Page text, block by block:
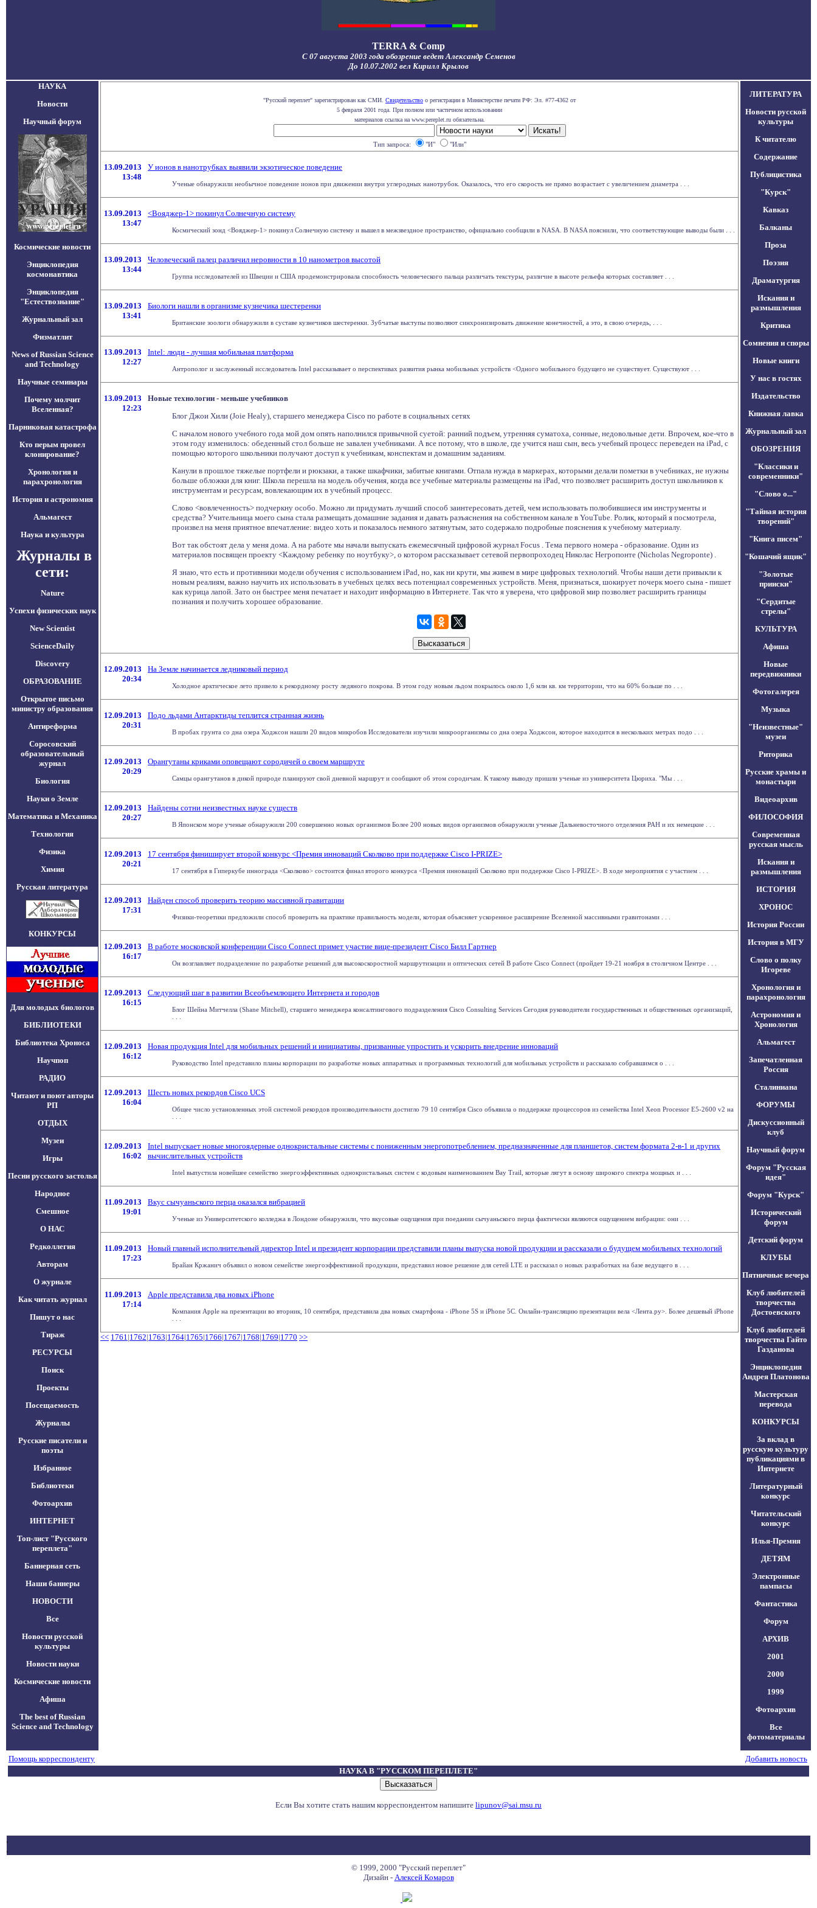
TERRA & Comp
С 07 августа 2003 года обозрение ведет Александр Семенов
До 10.07.2002 вел Кирилл Крылов
НАУКА
Новости
Научный форум
Космические новости
Энциклопедия
космонавтика
Энциклопедия
"Естествознание"
Журнальный зал
Физматлит
News of Russian Science
and Technology
Научные семинары
Почему молчит
Вселенная?
Парниковая катастрофа
Кто перым провел
клонирование?
Хронология и
парахронология
История и астрономия
Альмагест
Наука и культура
Журналы в
сети:
Nature
Успехи физических наук
New Scientist
ScienceDaily
Discovery
ОБРАЗОВАНИЕ
Открытое письмо
министру образования
Антиреформа
Соросовский
образовательный
журнал
Биология
Науки о Земле
Математика и Механика
Технология
Физика
Химия
Русская литература
КОНКУРСЫ
Для молодых биологов
БИБЛИОТЕКИ
Библиотека Хроноса
Научпоп
РАДИО
Читают и поют авторы
РП
ОТДЫХ
Музеи
Игры
Песни русского застолья
Народное
Смешное
О НАС
Редколлегия
Авторам
О журнале
Как читать журнал
Пишут о нас
Тираж
РЕСУРСЫ
Поиск
Проекты
Посещаемость
Журналы
Русские писатели и
поэты
Избранное
Библиотеки
Фотоархив
ИНТЕРНЕТ
Топ-лист "Русского
переплета"
Баннерная сеть
Наши баннеры
НОВОСТИ
Все
Новости русской
культуры
Новости науки
Космические новости
Афиша
The best of Russian
Science and Technology
"Русский переплет" зарегистрирован как СМИ. Свидетельство о регистрации в Министерстве печати РФ: Эл. #77-4362 от
5 февраля 2001 года. При полном или частичном использовании
материалов ссылка на www.pereplet.ru обязательна.
Тип запроса: "И" "Или"
13.09.2013
13:48
У ионов в нанотрубках выявили экзотическое поведение
Ученые обнаружили необычное поведение ионов при движении внутри углеродных нанотрубок. Оказалось, что его скорость не прямо возрастает с увеличением диаметра . . .
13.09.2013
13:47
<Вояджер-1> покинул Солнечную систему
Космический зонд <Вояджер-1> покинул Солнечную систему и вышел в межзвездное пространство, официально сообщили в NASA. В NASA пояснили, что соответствующие выводы были . . .
13.09.2013
13:44
Человеческий палец различил неровности в 10 нанометров высотой
Группа исследователей из Швеции и США продемонстрировала способность человеческого пальца различать текстуры, различие в высоте рельефа которых составляет . . .
13.09.2013
13:41
Биологи нашли в организме кузнечика шестеренки
Британские зоологи обнаружили в суставе кузнечиков шестеренки. Зубчатые выступы позволяют синхронизировать движение конечностей, а это, в свою очередь, . . .
13.09.2013
12:27
Intel: люди - лучшая мобильная платформа
Антрополог и заслуженный исследователь Intel рассказывает о перспективах развития рынка мобильных устройств <Одного мобильного будущего не существует. Существуют . . .
13.09.2013
12:23
Новые технологии - меньше учебников
Блог Джои Хили (Joie Healy), старшего менеджера Cisco по работе в социальных сетях
С началом нового учебного года мой дом опять наполнился привычной суетой: ранний подъем, утренняя суматоха, сонные, недовольные дети. Впрочем, кое-что в
этом году изменилось: обеденный стол больше не завален учебниками. А все потому, что в школе, где учится наш сын, весь учебный процесс переведен на iPad, с
помощью которого школьники получают доступ к учебникам, конспектам и домашним заданиям.
Канули в прошлое тяжелые портфели и рюкзаки, а также шкафчики, забитые книгами. Отпала нужда в маркерах, которыми делали пометки в учебниках, не нужны
больше обложки для книг. Школа перешла на модель обучения, когда все учебные материалы размещены на iPad, что позволяет расширить доступ школьников к
инструментам и ресурсам, вовлекающим их в учебный процесс.
Слово <вовлеченность> подчеркну особо. Можно ли придумать лучший способ заинтересовать детей, чем использовать полюбившиеся им инструменты и
средства? Учительница моего сына стала размещать домашние задания и давать разъяснения на собственном канале в YouTube. Ролик, который я посмотрела,
произвел на меня приятное впечатление: видео хоть и показалось немного затянутым, зато содержало подробные пояснения к учебному материалу.
Вот так обстоят дела у меня дома. А на работе мы начали выпускать ежемесячный цифровой журнал Focus . Тема первого номера - образование. Один из
материалов посвящен проекту <Каждому ребенку по ноутбуку>, о котором рассказывает сетевой первопроходец Николас Негропонте (Nicholas Negroponte) .
Я знаю, что есть и противники модели обучения с использованием iPad, но, как ни крути, мы живем в мире цифровых технологий. Чтобы наши дети привыкли к
новым реалиям, важно научить их использовать в учебных целях весь потенциал современных устройств. Меня, признаться, шокирует почерк моего сына - пишет
как курица лапой. Зато он быстрее меня печатает и находит информацию в Интернете. Так что я уверена, что цифровой мир позволяет расширить границы
познания и получить хорошее образование.
12.09.2013
20:34
На Земле начинается ледниковый период
Холодное арктическое лето привело к рекордному росту ледяного покрова. В этом году новым льдом покрылось около 1,6 млн кв. км территории, что на 60% больше по . . .
12.09.2013
20:31
Подо льдами Антарктиды теплится странная жизнь
В пробах грунта со дна озера Ходжсон нашли 20 видов микробов Исследователи изучили микроорганизмы со дна озера Ходжсон, которое находится в нескольких метрах подо . . .
12.09.2013
20:29
Орангутаны криками оповещают сородичей о своем маршруте
Самцы орангутанов в дикой природе планируют свой дневной маршрут и сообщают об этом сородичам. К такому выводу пришли ученые из университета Цюриха. "Мы . . .
12.09.2013
20:27
Найдены сотни неизвестных науке существ
В Японском море ученые обнаружили 200 совершенно новых организмов Более 200 новых видов организмов обнаружили ученые Дальневосточного отделения РАН и их немецкие . . .
12.09.2013
20:21
17 сентября финиширует второй конкурс <Премия инноваций Сколково при поддержке Cisco I-PRIZE>
17 сентября в Гиперкубе иннограда <Сколково> состоится финал второго конкурса <Премия инноваций Сколково при поддержке Cisco I-PRIZE>. В ходе мероприятия с участием . . .
12.09.2013
17:31
Найден способ проверить теорию массивной гравитации
Физики-теоретики предложили способ проверить на практике правильность модели, которая объясняет ускоренное расширение Вселенной массивными гравитонами . . .
12.09.2013
16:17
В работе московской конференции Cisco Connect примет участие вице-президент Cisco Билл Гартнер
Он возглавляет подразделение по разработке решений для высокоскоростной маршрутизации и оптических сетей В работе Cisco Connect (пройдет 19-21 ноября в столичном Центре . . .
12.09.2013
16:15
Следующий шаг в развитии Всеобъемлющего Интернета и городов
Блог Шейна Митчелла (Shane Mitchell), старшего менеджера консалтингового подразделения Cisco Consulting Services Сегодня руководители государственных и общественных организаций,
12.09.2013
16:12
Новая продукция Intel для мобильных решений и инициативы, призванные упростить и ускорить внедрение инноваций
Руководство Intel представило планы корпорации по разработке новых аппаратных и программных технологий для мобильных устройств и рассказало собравшимся о . . .
12.09.2013
16:04
Шесть новых рекордов Cisco UCS
Общее число установленных этой системой рекордов производительности достигло 79 10 сентября Cisco объявила о поддержке процессоров из семейства Intel Xeon Processor E5-2600 v2 на
12.09.2013
16:02
Intel выпускает новые многоядерные однокристальные системы с пониженным энергопотреблением, предназначенные для планшетов, систем формата 2-в-1 и других
вычислительных устройств
Intel выпустила новейшее семейство энергоэффективных однокристальных систем с кодовым наименованием Bay Trail, которые лягут в основу широкого спектра мощных и . . .
11.09.2013
19:01
Вкус сычуаньского перца оказался вибрацией
Ученые из Университетского колледжа в Лондоне обнаружили, что вкусовые ощущения при поедании сычуаньского перца фактически являются ощущением вибрации: они . . .
11.09.2013
17:23
Новый главный исполнительный директор Intel и президент корпорации представили планы выпуска новой продукции и рассказали о будущем мобильных технологий
Брайан Кржанич объявил о новом семействе энергоэффективной продукции, представил новое решение для сетей LTE и рассказал о новых разработках на базе ведущего в . . .
11.09.2013
17:14
Apple представила два новых iPhone
Компания Apple на презентации во вторник, 10 сентября, представила два новых смартфона - iPhone 5S и iPhone 5C. Онлайн-трансляцию презентации вела <Лента.ру>. Более дешевый iPhone
<< 1761|1762|1763|1764|1765|1766|1767|1768|1769|1770 >>
ЛИТЕРАТУРА
Новости русской
культуры
К читателю
Содержание
Публицистика
"Курск"
Кавказ
Балканы
Проза
Поэзия
Драматургия
Искания и
размышления
Критика
Сомнения и споры
Новые книги
У нас в гостях
Издательство
Книжная лавка
Журнальный зал
ОБОЗРЕНИЯ
"Классики и
современники"
"Слово о..."
"Тайная история
творений"
"Книга писем"
"Кошачий ящик"
"Золотые
прииски"
"Сердитые
стрелы"
КУЛЬТУРА
Афиша
Новые
передвижники
Фотогалерея
Музыка
"Неизвестные"
музеи
Риторика
Русские храмы и
монастыри
Видеоархив
ФИЛОСОФИЯ
Современная
русская мысль
Искания и
размышления
ИСТОРИЯ
ХРОНОС
История России
История в МГУ
Слово о полку
Игореве
Хронология и
парахронология
Астрономия и
Хронология
Альмагест
Запечатленная
Россия
Сталиниана
ФОРУМЫ
Дискуссионный
клуб
Научный форум
Форум "Русская
идея"
Форум "Курск"
Исторический
форум
Детский форум
КЛУБЫ
Пятничные вечера
Клуб любителей
творчества
Достоевского
Клуб любителей
творчества Гайто
Газданова
Энциклопедия
Андрея Платонова
Мастерская
перевода
КОНКУРСЫ
За вклад в
русскую культуру
публикациями в
Интернете
Литературный
конкурс
Читательский
конкурс
Илья-Премия
ДЕТЯМ
Электронные
пампасы
Фантастика
Форум
АРХИВ
2001
2000
1999
Фотоархив
Все
фотоматериалы
Помощь корреспонденту
Добавить новость
НАУКА В "РУССКОМ ПЕРЕПЛЕТЕ"
Если Вы хотите стать нашим корреспондентом напишите lipunov@sai.msu.ru
© 1999, 2000 "Русский переплет"
Дизайн - Алексей Комаров